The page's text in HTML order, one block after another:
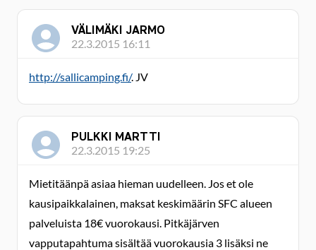
VÄLIMÄKI JARMO
22.3.2015 16:11
http://sallicamping.fi/. JV
PULKKI MARTTI
22.3.2015 19:25
Mietitäänpä asiaa hieman uudelleen. Jos et ole
kausipaikkalainen, maksat keskimäärin SFC alueen
palveluista 18€ vuorokausi. Pitkäjärven
vapputapahtuma sisältää vuorokausia 3 lisäksi ne